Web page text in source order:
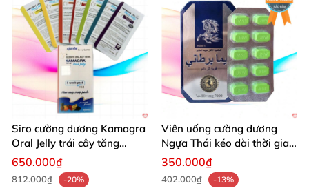
Siro cường dương Kamagra
Oral Jelly trái cây tăng
cường sinh lý nam
650.000₫
812.000₫
-20%
Viên uống cường dương
Ngựa Thái kéo dài thời gian
quan hệ
350.000₫
402.000₫
-13%